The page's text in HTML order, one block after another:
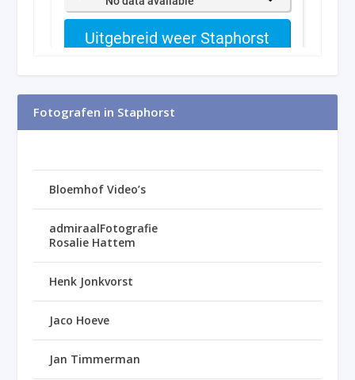
Fotografen in Staphorst
Bloemhof Video’s
admiraalFotografie
Rosalie Hattem
Henk Jonkvorst
Jaco Hoeve
Jan Timmerman